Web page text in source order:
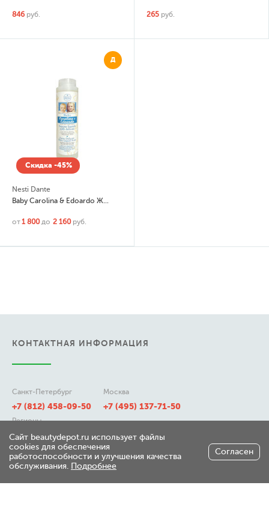
846 руб. 265 руб.
Д
Скидка -45%
Nesti Dante
Baby Carolina & Edoardo Жидкое мыло экстра деликатное
от1 800 до 2 160 руб.
КОНТАКТНАЯ ИНФОРМАЦИЯ
Санкт-Петербург
+7 (812) 458-09-50
Москва
+7 (495) 137-71-50
Регионы
8 (800) 511-21-50
197348, г. Санкт-Петербург,
Сайт beautydepot.ru использует файлы
cookies для обеспечения
работоспособности и улучшения качества
обслуживания. Подробнее
Согласен